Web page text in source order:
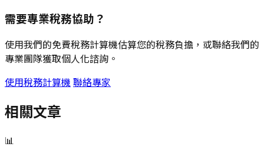
需要專業稅務協助？
使用我們的免費稅務計算機估算您的稅務負擔，或聯絡我們的
專業團隊獲取個人化諮詢。
使用稅務計算機 聯絡專家
相關文章
📊